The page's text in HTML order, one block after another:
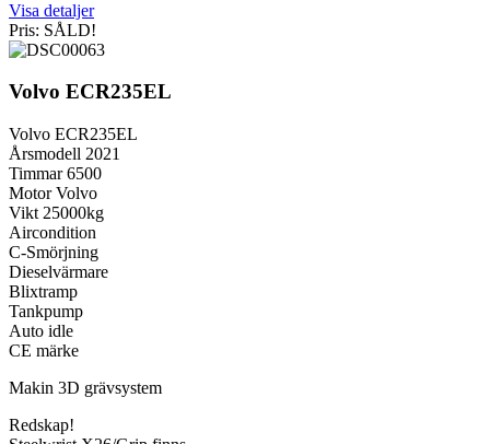
Visa detaljer
Pris: SÅLD!
Volvo ECR235EL
Volvo ECR235EL
Årsmodell 2021
Timmar 6500
Motor Volvo
Vikt 25000kg
Aircondition
C-Smörjning
Dieselvärmare
Blixtramp
Tankpump
Auto idle
CE märke
Makin 3D grävsystem
Redskap!